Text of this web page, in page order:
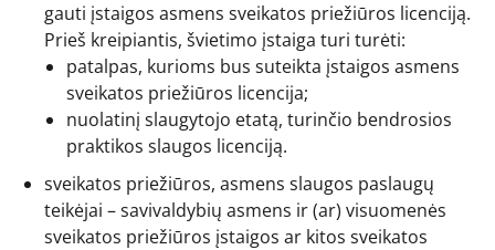
gauti įstaigos asmens sveikatos priežiūros licenciją.
Prieš kreipiantis, švietimo įstaiga turi turėti:
patalpas, kurioms bus suteikta įstaigos asmens
sveikatos priežiūros licencija;
nuolatinį slaugytojo etatą, turinčio bendrosios
praktikos slaugos licenciją.
sveikatos priežiūros, asmens slaugos paslaugų
teikėjai – savivaldybių asmens ir (ar) visuomenės
sveikatos priežiūros įstaigos ar kitos sveikatos